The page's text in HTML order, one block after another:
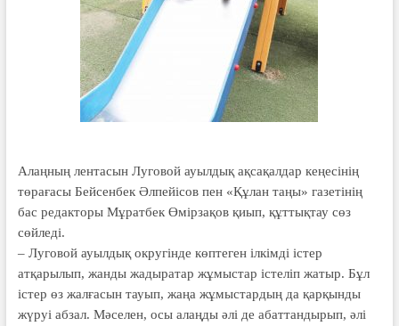
Алаңның лентасын Луговой ауылдық ақсақалдар кеңесінің
төрағасы Бейсенбек Әлпейісов пен «Құлан таңы» газетінің
бас редакторы Мұратбек Өмірзақов қиып, құттық­тау сөз
сөйледі.
– Луговой ауылдық округінде көптеген ілкімді істер
атқарылып, жанды жадыратар жұмыстар істеліп жатыр. Бұл
істер өз жалғасын тауып, жаңа жұмыстардың да қарқынды
жүруі абзал. Мәселен, осы алаңды әлі де абаттандырып, әлі